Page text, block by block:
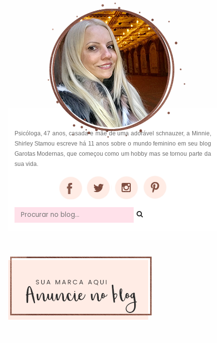
Psicóloga, 47 anos, casada e mãe de uma adorável schnauzer, a Minnie,
Shirley Stamou escreve há 11 anos sobre o mundo feminino em seu blog
Garotas Modernas, que começou como um hobby mas se tornou parte da
sua vida.